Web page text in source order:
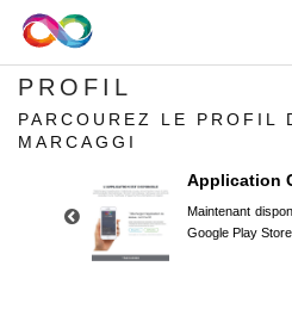
PROFIL
PARCOUREZ LE PROFIL
MARCAGGI
Application
Maintenant
Google Play